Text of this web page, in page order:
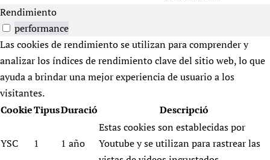
Rendimiento
performance
Las cookies de rendimiento se utilizan para comprender y
analizar los índices de rendimiento clave del sitio web, lo que
ayuda a brindar una mejor experiencia de usuario a los
visitantes.
CookieTipusDuració Descripció
YSC 1 1 año
Estas cookies son establecidas por
Youtube y se utilizan para rastrear las